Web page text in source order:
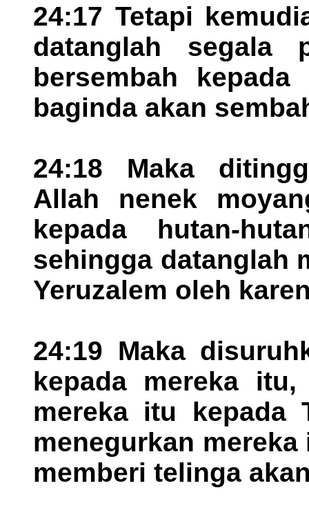
24:17 Tetapi
datanglah segala
bersembah
baginda akan
24:18 Maka
Allah nenek
kepada hutan-
sehingga datanglah
Yeruzalem oleh
24:19 Maka
kepada mereka itu,
mereka itu kepada
menegurkan
memberi telinga